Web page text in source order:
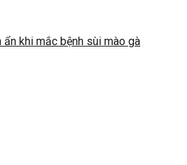
ẩn khi mắc bệnh sùi mào gà